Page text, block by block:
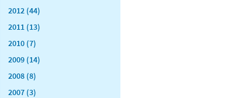
2012 (44)
2011 (13)
2010 (7)
2009 (14)
2008 (8)
2007 (3)